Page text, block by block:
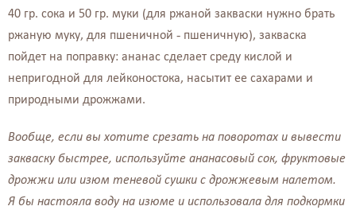
40 гр. сока и 50 гр. муки (для ржаной закваски нужно брать
ржаную муку, для пшеничной - пшеничную), закваска
пойдет на поправку: ананас сделает среду кислой и
непригодной для лейконостока, насытит ее сахарами и
природными дрожжами.
Вообще, если вы хотите срезать на поворотах и вывести
закваску быстрее, используйте ананасовый сок, фруктовые
дрожжи или изюм теневой сушки с дрожжевым налетом.
Я бы настояла воду на изюме и использовала для подкормки